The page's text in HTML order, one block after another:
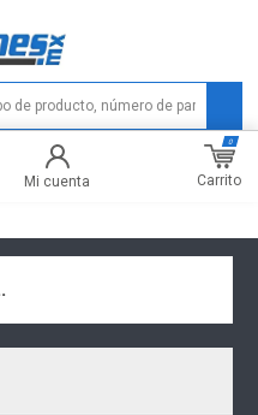
Mi cuenta Carrito
0